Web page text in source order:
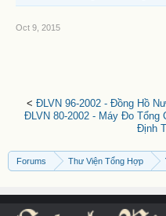
Oct 9, 2015
< ĐLVN 96-2002 - Đồng Hồ
ĐLVN 80-2002 - Máy Đo Tổng
Định
Forums Thư Viện Tổng Hợp